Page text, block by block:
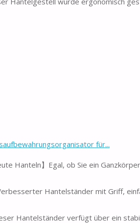
für...
Hanteln】Egal, ob Sie ein
Hantelständer mit Griff,
Hantelständer verfügt über ein